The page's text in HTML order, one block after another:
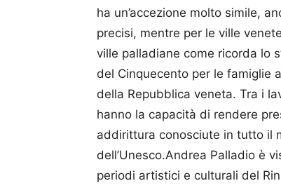
ha un’accezione molto simile,
precisi, mentre per le ville
ville palladiane come ricorda lo
del Cinquecento per le famiglie
della Repubblica veneta. Tra i
hanno la capacità di rendere
addirittura conosciute in tutto il
dell’Unesco.Andrea Palladio è
periodi artistici e culturali del